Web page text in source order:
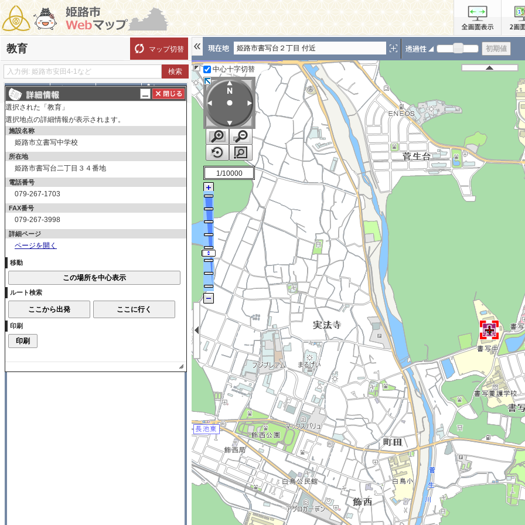
教育 マップ切替
探す ルート
表示切替
教育
幼稚園
小学校
中学校
高等学校
その他学校
姫路市書写台２丁目 付近
中心十字切替
1/10000
選択された「教育」
選択地点の詳細情報が表示されます。
施設名称
姫路市立書写中学校
所在地
姫路市書写台二丁目３４番地
電話番号
079-267-1703
FAX番号
079-267-3998
詳細ページ
ページを開く
移動
ルート検索
印刷